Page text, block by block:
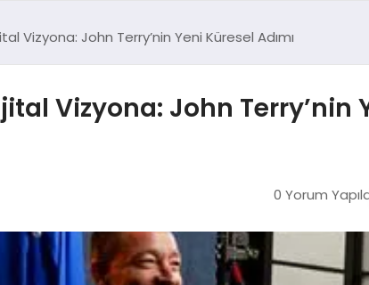
Vizyona: John Terry’nin Yeni Küresel Adımı
Vizyona: John Terry’nin
0 Yorum